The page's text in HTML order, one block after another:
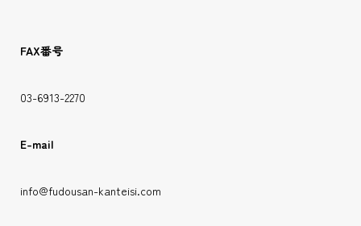
FAX番号
03-6913-2270
E-mail
info@fudousan-kanteisi.com